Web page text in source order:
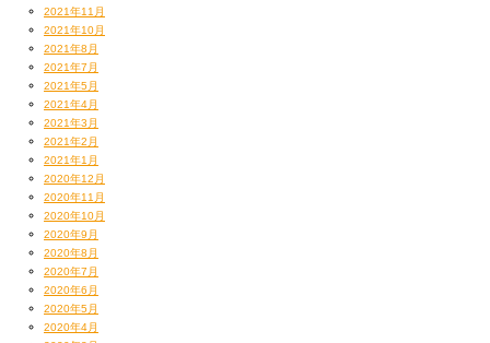
2021年11月
2021年10月
2021年8月
2021年7月
2021年5月
2021年4月
2021年3月
2021年2月
2021年1月
2020年12月
2020年11月
2020年10月
2020年9月
2020年8月
2020年7月
2020年6月
2020年5月
2020年4月